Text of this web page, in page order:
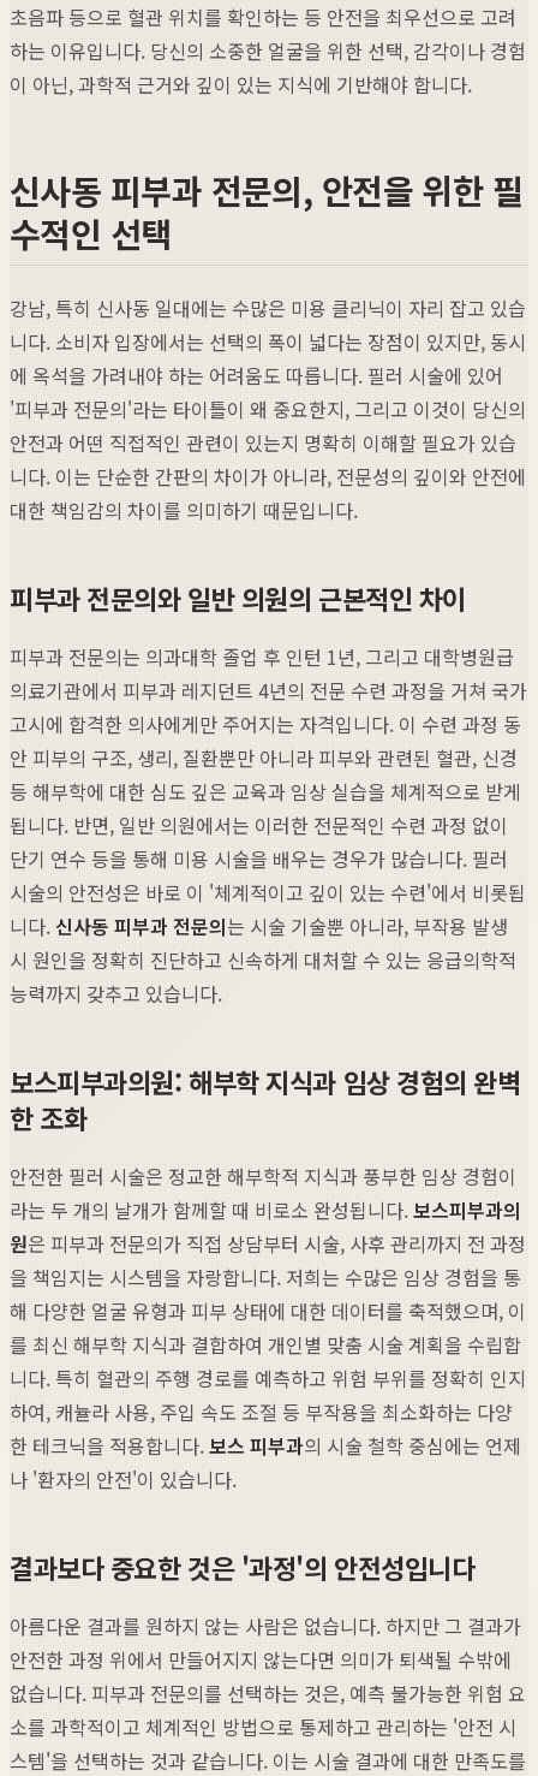
초음파 등으로 혈관 위치를 확인하는 등 안전을 최우선으로 고려
하는 이유입니다. 당신의 소중한 얼굴을 위한 선택, 감각이나 경험
이 아닌, 과학적 근거와 깊이 있는 지식에 기반해야 합니다.
신사동 피부과 전문의, 안전을 위한 필
수적인 선택
강남, 특히 신사동 일대에는 수많은 미용 클리닉이 자리 잡고 있습
니다. 소비자 입장에서는 선택의 폭이 넓다는 장점이 있지만, 동시
에 옥석을 가려내야 하는 어려움도 따릅니다. 필러 시술에 있어
'피부과 전문의'라는 타이틀이 왜 중요한지, 그리고 이것이 당신의
안전과 어떤 직접적인 관련이 있는지 명확히 이해할 필요가 있습
니다. 이는 단순한 간판의 차이가 아니라, 전문성의 깊이와 안전에
대한 책임감의 차이를 의미하기 때문입니다.
피부과 전문의와 일반 의원의 근본적인 차이
피부과 전문의는 의과대학 졸업 후 인턴 1년, 그리고 대학병원급
의료기관에서 피부과 레지던트 4년의 전문 수련 과정을 거쳐 국가
고시에 합격한 의사에게만 주어지는 자격입니다. 이 수련 과정 동
안 피부의 구조, 생리, 질환뿐만 아니라 피부와 관련된 혈관, 신경
등 해부학에 대한 심도 깊은 교육과 임상 실습을 체계적으로 받게
됩니다. 반면, 일반 의원에서는 이러한 전문적인 수련 과정 없이
단기 연수 등을 통해 미용 시술을 배우는 경우가 많습니다. 필러
시술의 안전성은 바로 이 '체계적이고 깊이 있는 수련'에서 비롯됩
니다.신사동 피부과 전문의는 시술 기술뿐 아니라, 부작용 발생
시 원인을 정확히 진단하고 신속하게 대처할 수 있는 응급의학적
능력까지 갖추고 있습니다.
보스피부과의원: 해부학 지식과 임상 경험의 완벽
한 조화
안전한 필러 시술은 정교한 해부학적 지식과 풍부한 임상 경험이
라는 두 개의 날개가 함께할 때 비로소 완성됩니다.보스피부과의
원은 피부과 전문의가 직접 상담부터 시술, 사후 관리까지 전 과정
을 책임지는 시스템을 자랑합니다. 저희는 수많은 임상 경험을 통
해 다양한 얼굴 유형과 피부 상태에 대한 데이터를 축적했으며, 이
를 최신 해부학 지식과 결합하여 개인별 맞춤 시술 계획을 수립합
니다. 특히 혈관의 주행 경로를 예측하고 위험 부위를 정확히 인지
하여, 캐뉼라 사용, 주입 속도 조절 등 부작용을 최소화하는 다양
한 테크닉을 적용합니다.보스 피부과의 시술 철학 중심에는 언제
나 '환자의 안전'이 있습니다.
결과보다 중요한 것은 '과정'의 안전성입니다
아름다운 결과를 원하지 않는 사람은 없습니다. 하지만 그 결과가
안전한 과정 위에서 만들어지지 않는다면 의미가 퇴색될 수밖에
없습니다. 피부과 전문의를 선택하는 것은, 예측 불가능한 위험 요
소를 과학적이고 체계적인 방법으로 통제하고 관리하는 '안전 시
스템'을 선택하는 것과 같습니다. 이는 시술 결과에 대한 만족도를